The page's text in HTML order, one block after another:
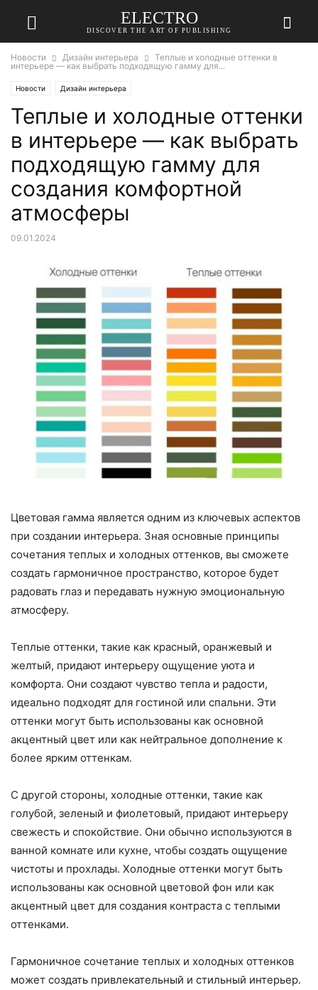
ELECTRO
DISCOVER THE ART OF PUBLISHING
Новости Дизайн интерьера
Теплые и холодные оттенки в
интерьере — как выбрать подходящую гамму для...
Новости Дизайн интерьера
Теплые и холодные оттенки
в интерьере — как выбрать
подходящую гамму для
создания комфортной
атмосферы
09.01.2024
Цветовая гамма является одним из ключевых аспектов
при создании интерьера. Зная основные принципы
сочетания теплых и холодных оттенков, вы сможете
создать гармоничное пространство, которое будет
радовать глаз и передавать нужную эмоциональную
атмосферу.
Теплые оттенки, такие как красный, оранжевый и
желтый, придают интерьеру ощущение уюта и
комфорта. Они создают чувство тепла и радости,
идеально подходят для гостиной или спальни. Эти
оттенки могут быть использованы как основной
акцентный цвет или как нейтральное дополнение к
более ярким оттенкам.
С другой стороны, холодные оттенки, такие как
голубой, зеленый и фиолетовый, придают интерьеру
свежесть и спокойствие. Они обычно используются в
ванной комнате или кухне, чтобы создать ощущение
чистоты и прохлады. Холодные оттенки могут быть
использованы как основной цветовой фон или как
акцентный цвет для создания контраста с теплыми
оттенками.
Гармоничное сочетание теплых и холодных оттенков
может создать привлекательный и стильный интерьер.